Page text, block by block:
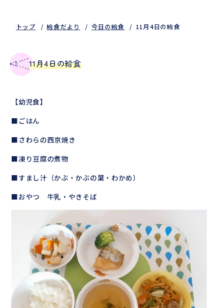
トップ 給食だより 今日の給食 11月4日の給食
11月4日の給食
【幼児食】
■ごはん
■さわらの西京焼き
■凍り豆腐の煮物
■すまし汁（かぶ・かぶの葉・わかめ）
■おやつ 牛乳・やきそば